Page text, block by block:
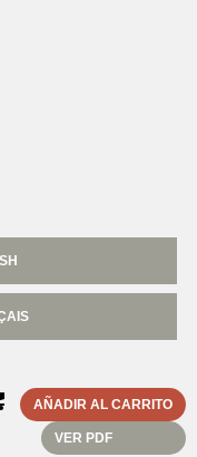
AÑADIR AL CARRITO
VER PDF